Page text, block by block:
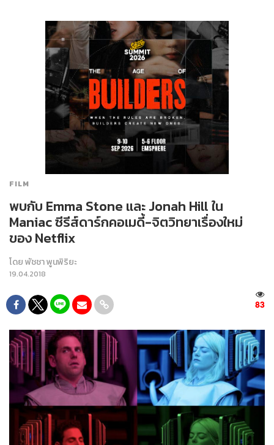
FILM
พบกับ Emma Stone และ Jonah Hill ใน
Maniac ซีรีส์ดาร์กคอเมดี้-จิตวิทยาเรื่องใหม่
ของ Netflix
โดยพัชชา พูนพิริยะ
19.04.2018
83